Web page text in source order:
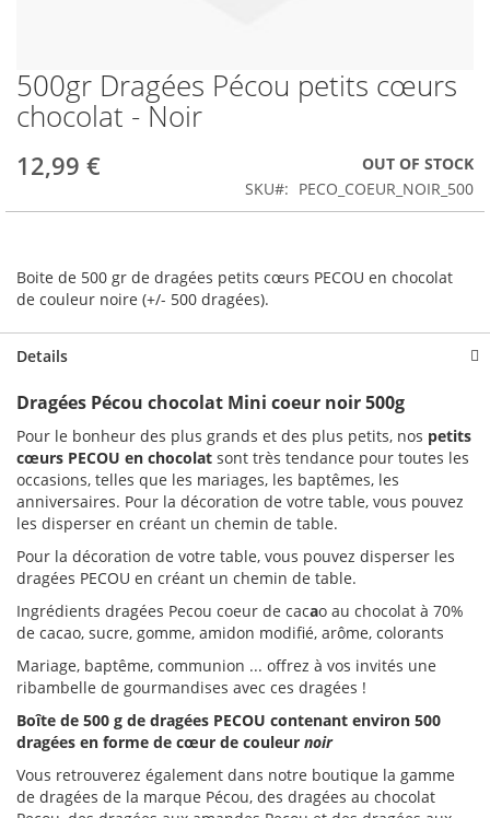
Skip
to
the
of
images
500gr Dragées Pécou petits cœurs
chocolat - Noir
12,99 €
OUT OF STOCK
SKU
PECO_COEUR_NOIR_500
Boite de 500 gr de dragées petits cœurs PECOU en chocolat
de couleur noire (+/- 500 dragées).
Details
Dragées Pécou chocolat Mini coeur noir 500g
Pour le bonheur des plus grands et des plus petits, nos petits
cœurs PECOU en chocolat sont très tendance pour toutes les
occasions, telles que les mariages, les baptêmes, les
anniversaires. Pour la décoration de votre table, vous pouvez
les disperser en créant un chemin de table.
Pour la décoration de votre table, vous pouvez disperser les
dragées PECOU en créant un chemin de table.
Ingrédients dragées Pecou coeur de cacao au chocolat à 70%
de cacao, sucre, gomme, amidon modifié, arôme, colorants
Mariage, baptême, communion ... offrez à vos invités une
ribambelle de gourmandises avec ces dragées !
Boîte de 500 g de dragées PECOU contenant environ 500
dragées en forme de cœur de couleur noir
Vous retrouverez également dans notre boutique la gamme
de dragées de la marque Pécou, des dragées au chocolat